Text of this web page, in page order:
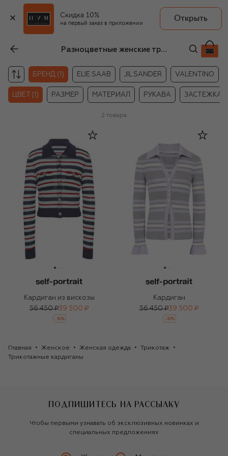
Скидка 10%
на первый заказ в приложении
Открыть
Разноцветные женские трикотажные кардиганы self-portrait
БРЕНД (1) ELIE SAAB JIL SANDER VALENTINO
ЦВЕТ (1) РАЗМЕР МАТЕРИАЛ РУКАВА ЗАСТЕЖКА
2 товара
Кардиган из вискозы
56 450 ₽39 500 ₽
-30%
Кардиган
56 450 ₽39 500 ₽
-30%
Главная Женское Женская одежда
Трикотаж
Трикотажные кардиганы
ПОДПИШИТЕСЬ НА РАССЫЛКУ
Чтобы первыми узнавать об эксклюзивных новинках и
специальных предложениях